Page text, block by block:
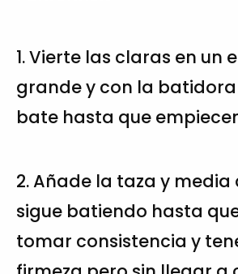
1. Vierte las claras en un
grande y con la
bate hasta que
2. Añade la taza y media
sigue batiendo hasta
tomar consistencia y